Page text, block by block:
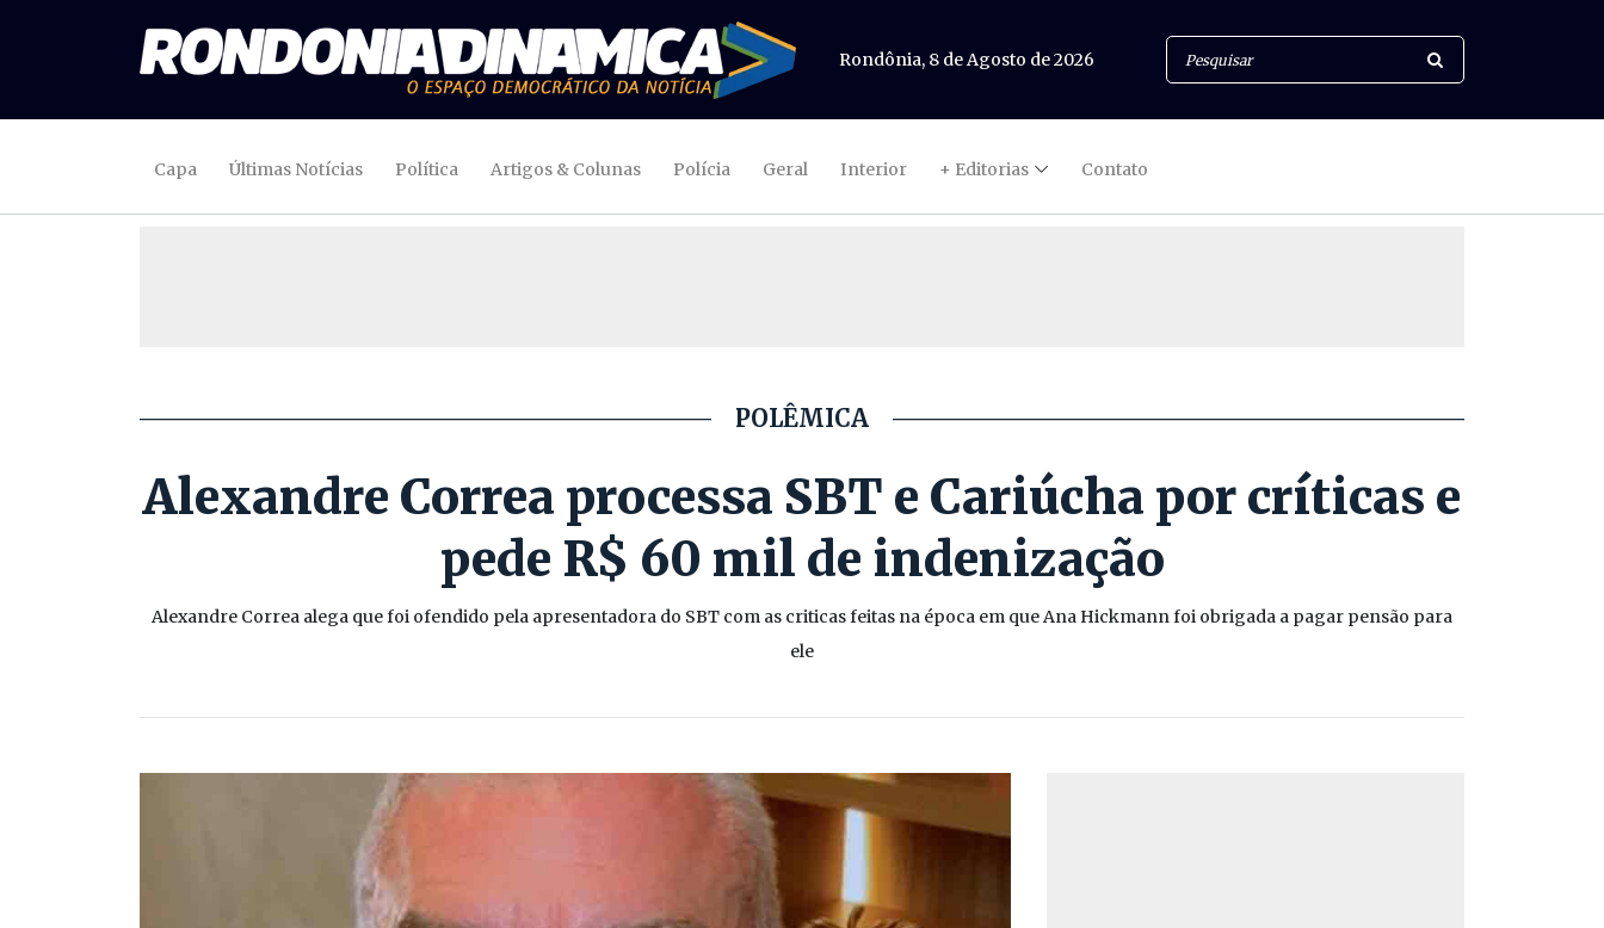
Rondônia, 8 de Agosto de 2026
Capa Últimas Notícias Política Artigos & Colunas Polícia Geral Interior + Editorias Contato
POLÊMICA
Alexandre Correa processa SBT e Cariúcha por críticas e
pede R$ 60 mil de indenização
Alexandre Correa alega que foi ofendido pela apresentadora do SBT com as criticas feitas na época em que Ana Hickmann foi obrigada a pagar pensão para
ele